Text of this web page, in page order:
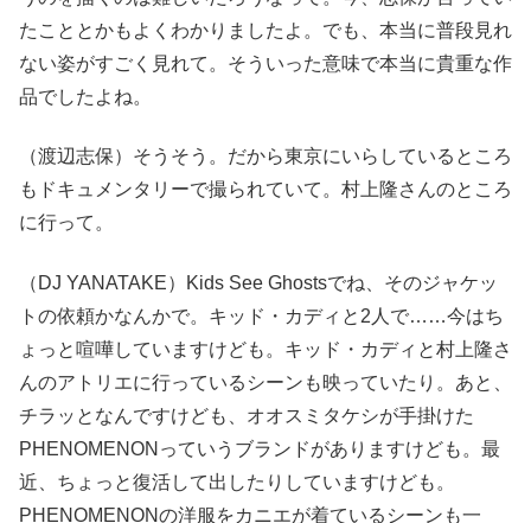
たこととかもよくわかりましたよ。でも、本当に普段見れ
ない姿がすごく見れて。そういった意味で本当に貴重な作
品でしたよね。
（渡辺志保）そうそう。だから東京にいらしているところ
もドキュメンタリーで撮られていて。村上隆さんのところ
に行って。
（DJ YANATAKE）Kids See Ghostsでね、そのジャケッ
トの依頼かなんかで。キッド・カディと2人で……今はち
ょっと喧嘩していますけども。キッド・カディと村上隆さ
んのアトリエに行っているシーンも映っていたり。あと、
チラッとなんですけども、オオスミタケシが手掛けた
PHENOMENONっていうブランドがありますけども。最
近、ちょっと復活して出したりしていますけども。
PHENOMENONの洋服をカニエが着ているシーンも一